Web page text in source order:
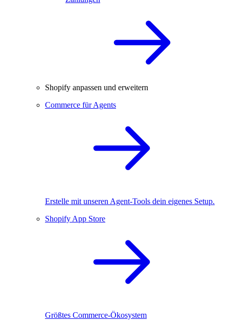
Shopify anpassen und erweitern
Commerce für Agents
Erstelle mit unseren Agent-Tools dein eigenes Setup.
Shopify App Store
Größtes Commerce-Ökosystem